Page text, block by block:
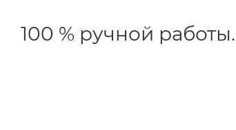
100 % ручной работы.